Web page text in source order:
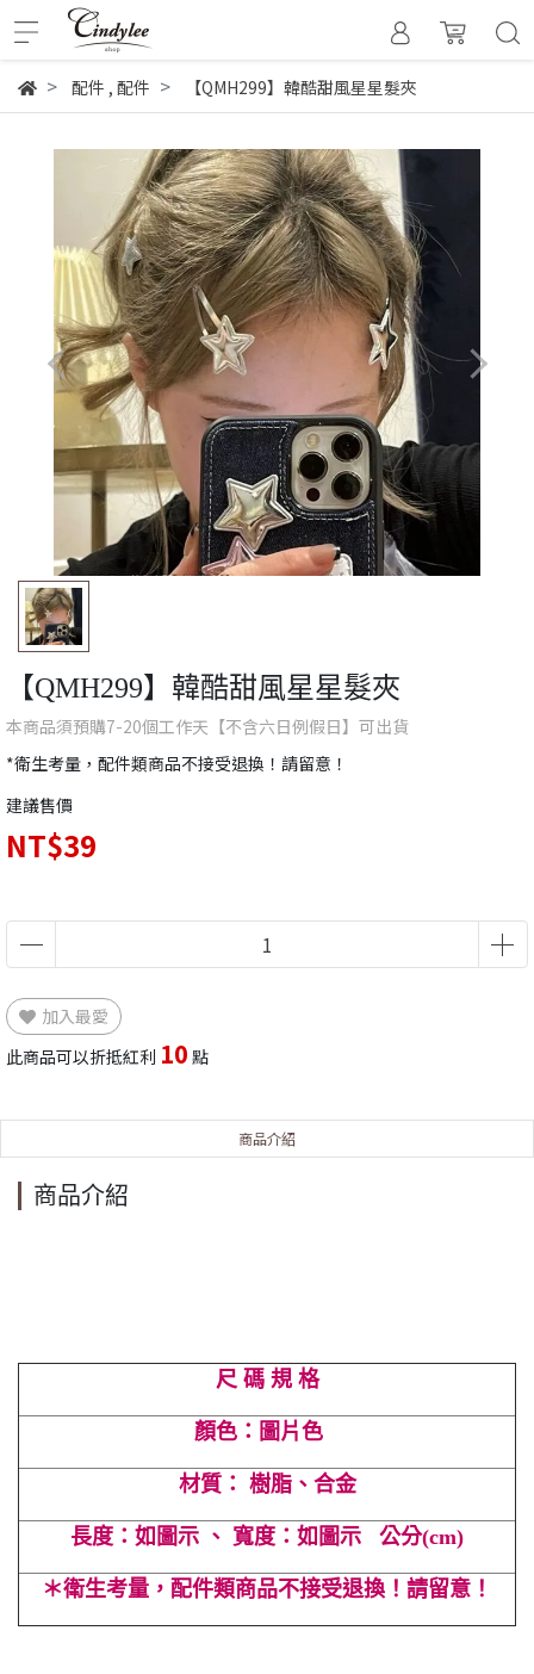
配件 , 配件 【QMH299】韓酷甜風星星髮夾
【QMH299】韓酷甜風星星髮夾
本商品須預購7-20個工作天【不含六日例假日】可出貨
*衛生考量，配件類商品不接受退換！請留意！
建議售價
NT$39
加入最愛
此商品可以折抵紅利 10 點
商品介紹
商品介紹
尺 碼 規 格
顏色：圖片色
材質： 樹脂、合金
長度：如圖示 、 寬度：如圖示 公分(cm)
＊衛生考量，配件類商品不接受退換！請留意！